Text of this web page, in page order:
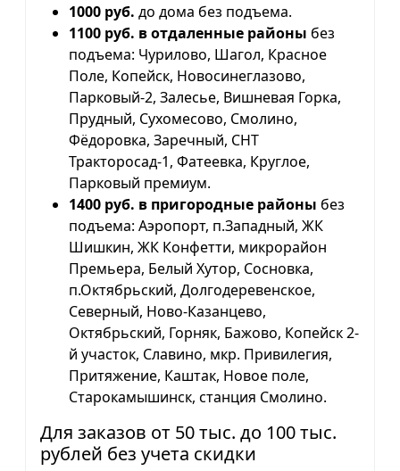
1000 руб. до дома без подъема.
1100 руб. в отдаленные районы без
подъема: Чурилово, Шагол, Красное
Поле, Копейск, Новосинеглазово,
Парковый-2, Залесье, Вишневая Горка,
Прудный, Сухомесово, Смолино,
Фёдоровка, Заречный, СНТ
Тракторосад-1, Фатеевка, Круглое,
Парковый премиум.
1400 руб. в пригородные районы без
подъема: Аэропорт, п.Западный, ЖК
Шишкин, ЖК Конфетти, микрорайон
Премьера, Белый Хутор, Сосновка,
п.Октябрьский, Долгодеревенское,
Северный, Ново-Казанцево,
Октябрьский, Горняк, Бажово, Копейск 2-
й участок, Славино, мкр. Привилегия,
Притяжение, Каштак, Новое поле,
Старокамышинск, станция Смолино.
Для заказов от 50 тыс. до 100 тыс.
рублей без учета скидки